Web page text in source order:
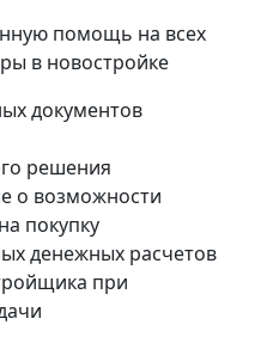
помощь на всех
в новостройке
документов
решения
о возможности
покупку
денежных расчетов
при